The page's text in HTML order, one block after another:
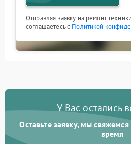
Отправляя заявку на ремонт
соглашаетесь с Политикой
У Вас остались
Оставьте заявку, мы
время